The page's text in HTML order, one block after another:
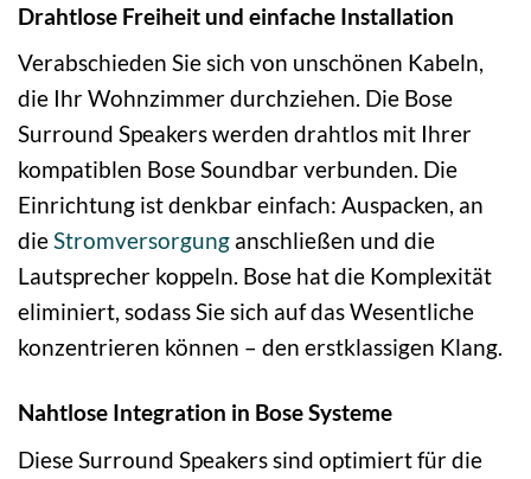
Drahtlose Freiheit und einfache Installation
Verabschieden Sie sich von unschönen Kabeln,
die Ihr Wohnzimmer durchziehen. Die Bose
Surround Speakers werden drahtlos mit Ihrer
kompatiblen Bose Soundbar verbunden. Die
Einrichtung ist denkbar einfach: Auspacken, an
dieStromversorgung anschließen und die
Lautsprecher koppeln. Bose hat die Komplexität
eliminiert, sodass Sie sich auf das Wesentliche
konzentrieren können – den erstklassigen Klang.
Nahtlose Integration in Bose Systeme
Diese Surround Speakers sind optimiert für die